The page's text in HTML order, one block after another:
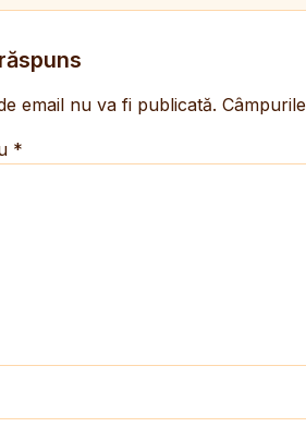
email nu va fi publicată.
*